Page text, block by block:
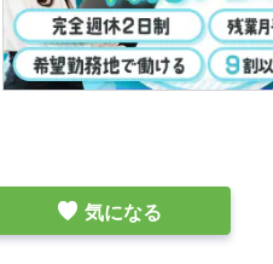
気になる